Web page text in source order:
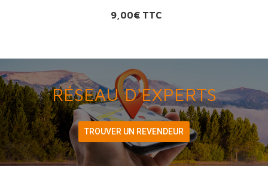
Prix
9,00€ TTC
RÉSEAU D'EXPERTS
TROUVER UN REVENDEUR